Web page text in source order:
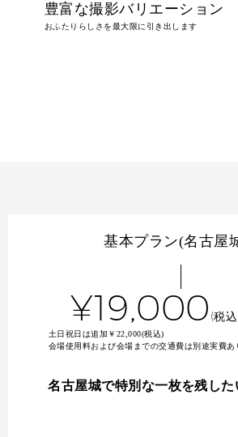
撮影データ付き
年賀状やご結婚のご挨拶状にも人気
基本プラン(名古屋
¥19,000 (税
土日祝日は追加￥22,000(税込)
会場使用料および会場までの交通費は別途実費あ
名古屋城で特別な一枚を残した